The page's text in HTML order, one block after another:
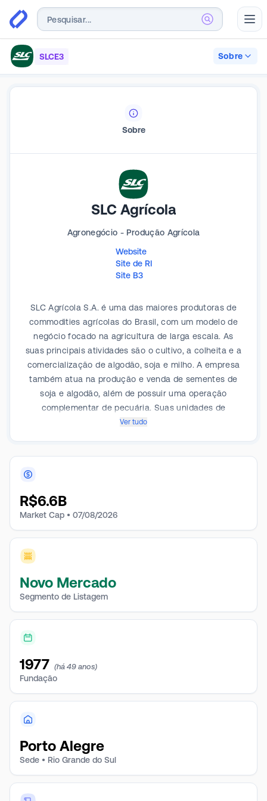
SLCE3 Sobre
Sobre
SLC Agrícola
Agronegócio - Produção Agrícola
Website
Site de RI
Site B3
SLC Agrícola S.A. é uma das maiores produtoras de
commodities agrícolas do Brasil, com um modelo de
negócio focado na agricultura de larga escala. As
suas principais atividades são o cultivo, a colheita e a
comercialização de algodão, soja e milho. A empresa
também atua na produção e venda de sementes de
soja e algodão, além de possuir uma operação
complementar de pecuária. Suas unidades de
produção estão localizadas em diversos estados do
próprias com o arrendamento de áreas para plantio,
permitindo a otimização do capital e a expansão da
área cultivada. A comercialização da produção é
atrelada a cotações internacionais, e a empresa
utiliza estratégias de hedge para mitigar riscos de
Ver tudo
R$6.6B
Market Cap • 07/08/2026
Novo Mercado
Segmento de Listagem
1977 (há 49 anos)
Fundação
Porto Alegre
Sede • Rio Grande do Sul